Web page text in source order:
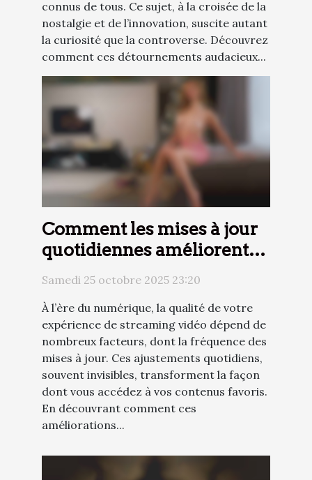
connus de tous. Ce sujet, à la croisée de la
nostalgie et de l’innovation, suscite autant
la curiosité que la controverse. Découvrez
comment ces détournements audacieux...
Comment les mises à jour
quotidiennes améliorent-
elles votre expérience de
Samedi 25 octobre 2025 23:20
À l’ère du numérique, la qualité de votre
expérience de streaming vidéo dépend de
nombreux facteurs, dont la fréquence des
mises à jour. Ces ajustements quotidiens,
souvent invisibles, transforment la façon
dont vous accédez à vos contenus favoris.
En découvrant comment ces
améliorations...